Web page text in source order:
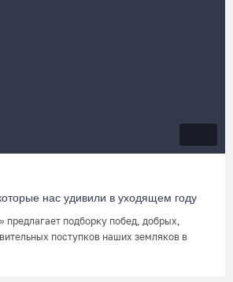
нас удивили в уходящем году
предлагает подборку побед, добрых,
поступков наших земляков в